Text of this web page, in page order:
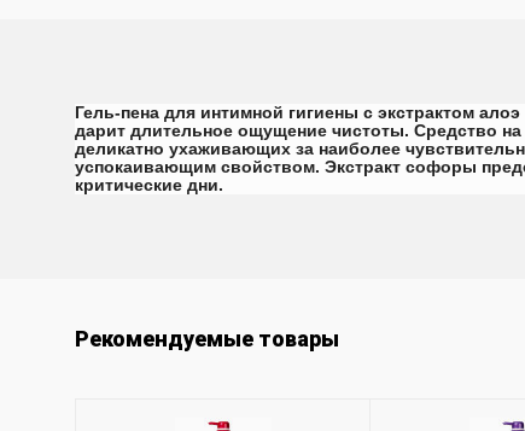
Гель-пена для интимной гигиены с экстрактом
дарит длительное ощущение чистоты. Средство
деликатно ухаживающих за наиболее
успокаивающим свойством. Экстракт софоры
критические дни.
Рекомендуемые товары